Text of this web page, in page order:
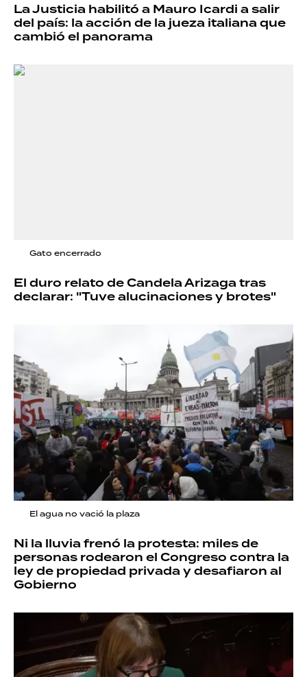
La Justicia habilitó a Mauro Icardi a salir
del país: la acción de la jueza italiana que
cambió el panorama
Gato encerrado
El duro relato de Candela Arizaga tras
declarar: "Tuve alucinaciones y brotes"
El agua no vació la plaza
Ni la lluvia frenó la protesta: miles de
personas rodearon el Congreso contra la
ley de propiedad privada y desafiaron al
Gobierno